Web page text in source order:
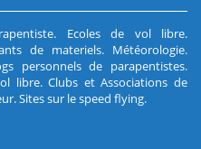
. Ecoles de vol libre.
de materiels. Météorologie.
personnels de parapentistes.
libre.Clubs et Associations de
.Sites sur le speed flying.